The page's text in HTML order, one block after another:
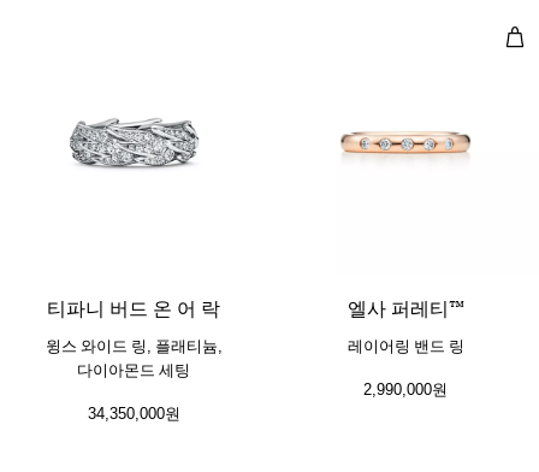
티파니 버드 온 어 락
윙스 와이드 링, 플래티늄,
다이아몬드 세팅
34,350,000원
레
엘사 퍼레티™
레이어링 밴드 링
2,990,000원